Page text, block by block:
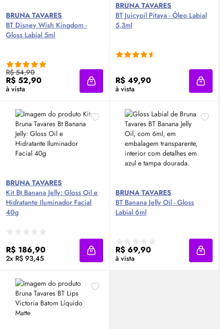
BRUNA TAVARES
BT Disney Wish Kingdom -
Gloss Labial 5ml
R$ 54,90
R$ 52,90
à vista Adicionar à sacola
BRUNA TAVARES
BT Juicyoil Pitaya - Óleo Labial
5,3ml
R$ 49,90
à vista
BRUNA TAVARES
Kit Bt Banana Jelly:GlossOil e
Hidratante Iluminador Facial
40g
R$ 186,90
2x R$ 93,45 Adicionar à sacola
BRUNA TAVARES
BT Banana JellyOil -Gloss
Labial 6ml
R$ 69,90
à vista